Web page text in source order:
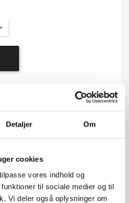
Detaljer Om
cookies
vores indhold og
til sociale medier og til
Vi deler også oplysninger om
Beskrivelse